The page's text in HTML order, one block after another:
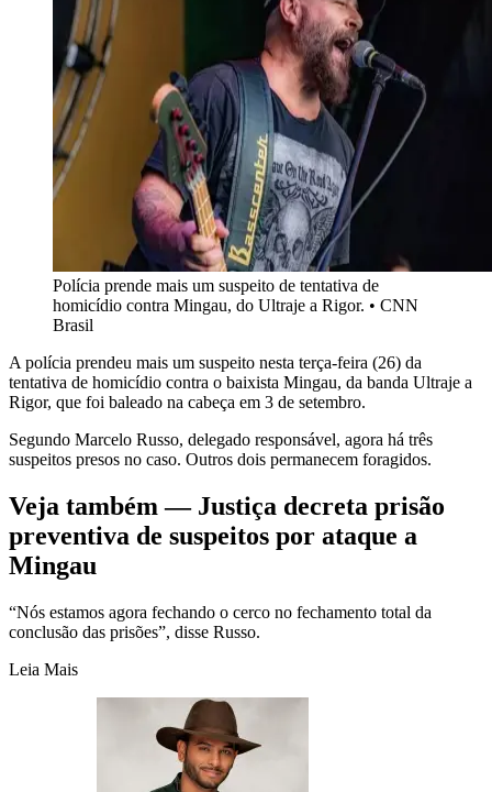
Polícia prende mais um suspeito de tentativa de
homicídio contra Mingau, do Ultraje a Rigor. • CNN
Brasil
A polícia prendeu mais um suspeito nesta terça-feira (26) da
tentativa de homicídio contra o baixista Mingau, da banda Ultraje a
Rigor, que foi baleado na cabeça em 3 de setembro.
Segundo Marcelo Russo, delegado responsável, agora há três
suspeitos presos no caso. Outros dois permanecem foragidos.
Veja também — Justiça decreta prisão
preventiva de suspeitos por ataque a
Mingau
“Nós estamos agora fechando o cerco no fechamento total da
conclusão das prisões”, disse Russo.
Leia Mais